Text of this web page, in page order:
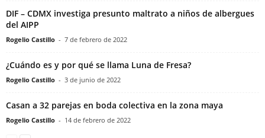
DIF – CDMX investiga presunto maltrato a niños de albergues
del AIPP
Rogelio Castillo - 7 de febrero de 2022
¿Cuándo es y por qué se llama Luna de Fresa?
Rogelio Castillo - 3 de junio de 2022
Casan a 32 parejas en boda colectiva en la zona maya
Rogelio Castillo - 14 de febrero de 2022